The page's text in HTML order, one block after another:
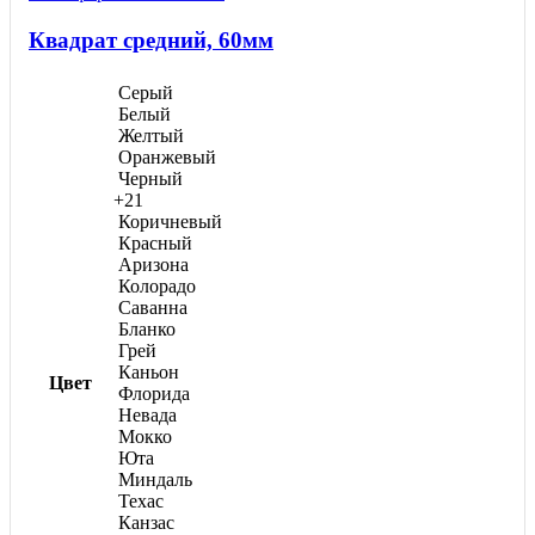
Квадрат средний, 60мм
Цвет
Серый
Белый
Желтый
Оранжевый
Черный
+21
Коричневый
Красный
Аризона
Колорадо
Саванна
Бланко
Грей
Каньон
Флорида
Невада
Мокко
Юта
Миндаль
Техас
Канзас